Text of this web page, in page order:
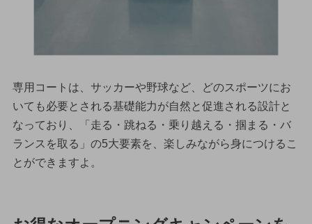
専用コートは、サッカーや野球など、どのスポーツにお
いても必要とされる基礎能力が自然と促進される設計と
なっており、「走る・跳ねる・乗り越える・掴まる・バ
ランスを取る」の5大要素を、楽しみながら身につけるこ
とができますよ。